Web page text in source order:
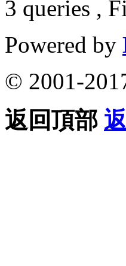
3 queries ,
Powered by
© 2001-
返回頂部